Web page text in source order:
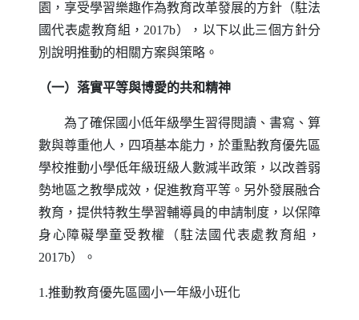
園，享受學習樂趣作為教育改革發展的方針（駐法
國代表處教育組，2017b），以下以此三個方針分
別說明推動的相關方案與策略。
（一）落實平等與博愛的共和精神
為了確保國小低年級學生習得閱讀、書寫、算
數與尊重他人，四項基本能力，於重點教育優先區
學校推動小學低年級班級人數減半政策，以改善弱
勢地區之教學成效，促進教育平等。另外發展融合
教育，提供特教生學習輔導員的申請制度，以保障
身心障礙學童受教權（駐法國代表處教育組，
2017b）。
1.推動教育優先區國小一年級小班化